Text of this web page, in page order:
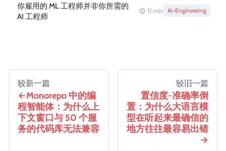
你雇用的 ML 工程师并非你所需的
AI 工程师
11 min Ai-Engineering
较新一篇
Monorepo 中的编
程智能体：为什么上
下文窗口与 50 个服
务的代码库无法兼容
较旧一篇
置信度-准确率倒
置：为什么大语言模
型在听起来最确信的
地方往往最容易出错